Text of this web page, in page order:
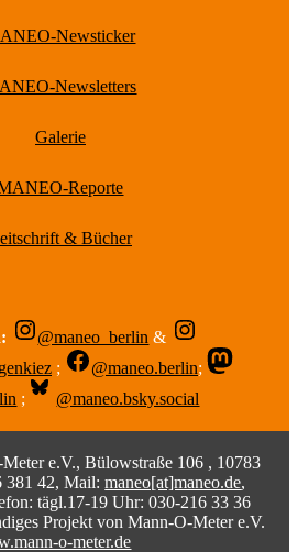
Newsticker
Newsletters
Galerie
Reporte
& Bücher
@maneo_berlin &
; @maneo.berlin;
; @maneo.bsky.social
e.V., Bülowstraße 106 , 10783
381 42, Mail:maneo[at]maneo.de,
tägl.17-19 Uhr: 030-216 33 36
Projekt von Mann-O-Meter e.V.
o-meter.de